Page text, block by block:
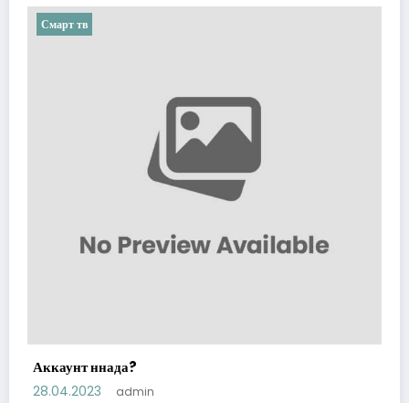
Смарт тв
Аккаунт ннада?
28.04.2023 admin